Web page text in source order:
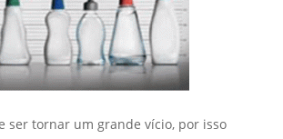
ser tornar um grande vício, por isso